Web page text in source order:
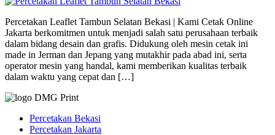
Percetakan Leaflet Tambun Selatan Bekasi | Kami Cetak Online
Jakarta berkomitmen untuk menjadi salah satu perusahaan terbaik
dalam bidang desain dan grafis. Didukung oleh mesin cetak ini
made in Jerman dan Jepang yang mutakhir pada abad ini, serta
operator mesin yang handal, kami memberikan kualitas terbaik
dalam waktu yang cepat dan […]
Percetakan Bekasi
Percetakan Jakarta